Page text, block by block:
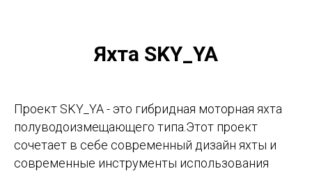
Яхта SKY_YA
Проект SKY_YA - это гибридная моторная яхта
полуводоизмещающего типа.Этот проект
сочетает в себе современный дизайн яхты и
современные инструменты использования